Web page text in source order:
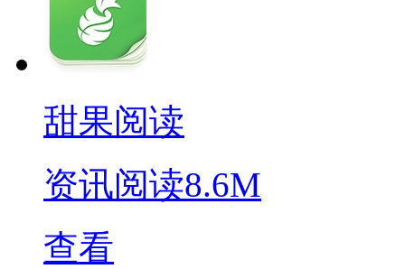
甜果阅读
资讯阅读8.6M
查看